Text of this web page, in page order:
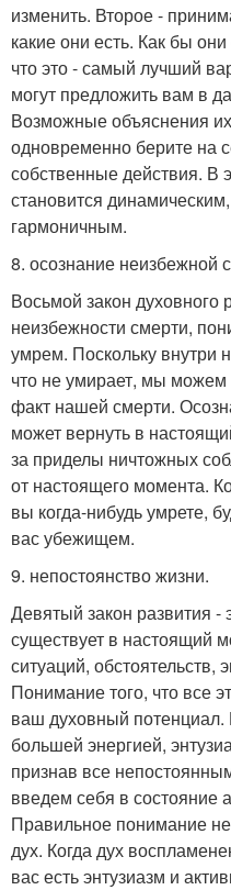
изменить. Второе -
какие они есть. Как бы
что это - самый лучший
могут предложить вам в
Возможные объяснения
одновременно берите на
собственные действия. В
становится
гармоничным.
8. осознание неизбежной
Восьмой закон духовного
неизбежности смерти,
умрем. Поскольку внутри
что не умирает, мы можем
факт нашей смерти.
может вернуть в
за приделы ничтожных
от настоящего момента.
вы когда-нибудь умрете,
вас убежищем.
9. непостоянство жизни.
Девятый закон развития -
существует в настоящий
ситуаций, обстоятельств,
Понимание того, что все
ваш духовный
большей энергией,
признав все
введем себя в состояние
Правильное понимание
дух. Когда дух
вас есть энтузиазм и